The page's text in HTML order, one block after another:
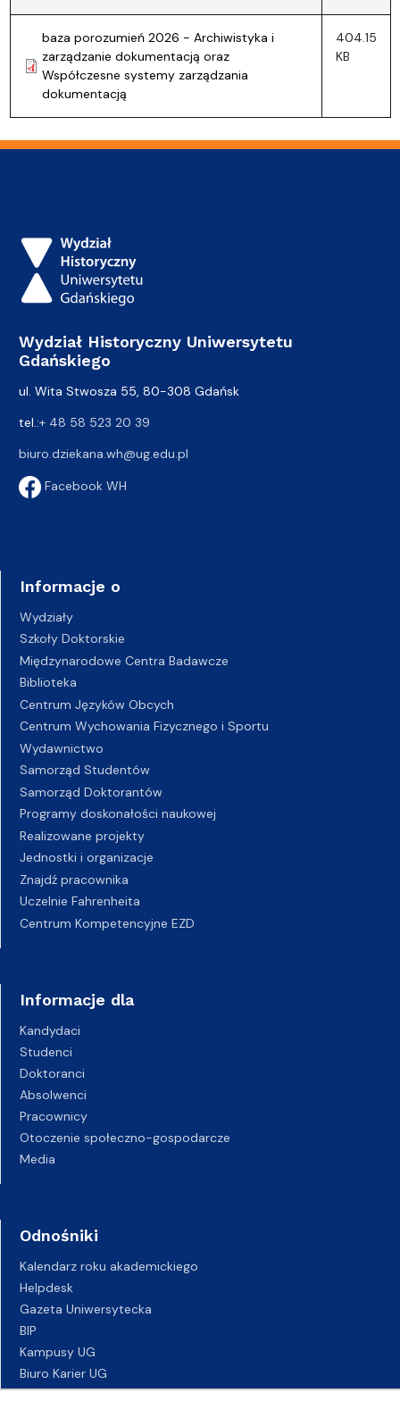
baza porozumień 2026 - Archiwistyka i
zarządzanie dokumentacją oraz
Współczesne systemy zarządzania
dokumentacją
404.15
KB
Wydział Historyczny Uniwersytetu
Gdańskiego
ul. Wita Stwosza 55, 80-308 Gdańsk
tel.:+ 48 58 523 20 39
biuro.dziekana.wh@ug.edu.pl
Facebook WH
Informacje o
Wydziały
Szkoły Doktorskie
Międzynarodowe Centra Badawcze
Biblioteka
Centrum Języków Obcych
Centrum Wychowania Fizycznego i Sportu
Wydawnictwo
Samorząd Studentów
Samorząd Doktorantów
Programy doskonałości naukowej
Realizowane projekty
Jednostki i organizacje
Znajdź pracownika
Uczelnie Fahrenheita
Centrum Kompetencyjne EZD
Informacje dla
Kandydaci
Studenci
Doktoranci
Absolwenci
Pracownicy
Otoczenie społeczno-gospodarcze
Media
Odnośniki
Kalendarz roku akademickiego
Helpdesk
Gazeta Uniwersytecka
BIP
Kampusy UG
Biuro Karier UG
Oferty pracy